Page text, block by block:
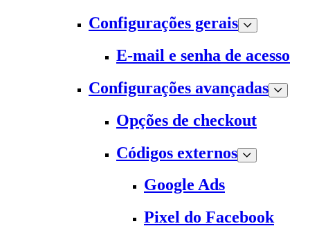
Configurações gerais
E-mail e senha de acesso
Configurações avançadas
Opções de checkout
Códigos externos
Google Ads
Pixel do Facebook